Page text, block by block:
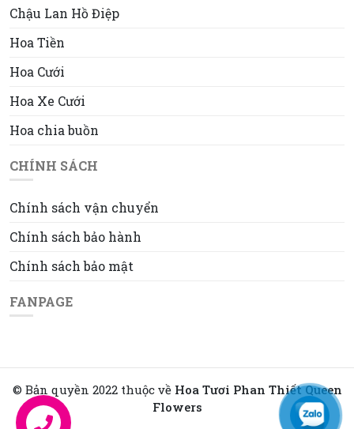
Chậu Lan Hồ Điệp
Hoa Tiền
Hoa Cưới
Hoa Xe Cưới
Hoa chia buồn
CHÍNH SÁCH
Chính sách vận chuyển
Chính sách bảo hành
Chính sách bảo mật
FANPAGE
© Bản quyền 2022 thuộc về Hoa Tươi Phan Thiết Queen
Flowers